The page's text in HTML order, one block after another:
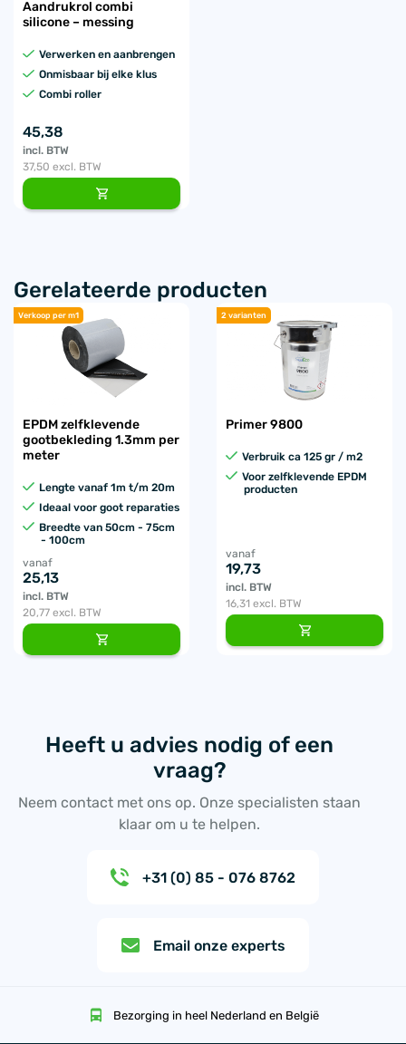
Aandrukrol combi
silicone – messing
Verwerken en aanbrengen
Onmisbaar bij elke klus
Combi roller
45,38
incl. BTW
37,50 excl. BTW
Gerelateerde producten
Verkoop per m1
EPDM zelfklevende
gootbekleding 1.3mm per
meter
Lengte vanaf 1m t/m 20m
Ideaal voor goot reparaties
Breedte van 50cm - 75cm
- 100cm
vanaf
25,13
incl. BTW
20,77 excl. BTW
2 varianten
Primer 9800
Verbruik ca 125 gr / m2
Voor zelfklevende EPDM
producten
vanaf
19,73
incl. BTW
16,31 excl. BTW
Heeft u advies nodig of een
vraag?
Neem contact met ons op. Onze specialisten staan
klaar om u te helpen.
+31 (0) 85 - 076 8762
Email onze experts
Bezorging in heel Nederland en België